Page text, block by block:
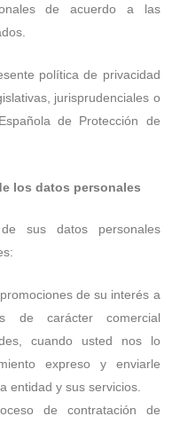
de acuerdo a las
política de privacidad
jurisprudenciales o
de Protección de
los datos personales
sus datos personales
de su interés a
de carácter comercial
cuando usted nos lo
expreso y enviarle
entidad y sus servicios.
de contratación de